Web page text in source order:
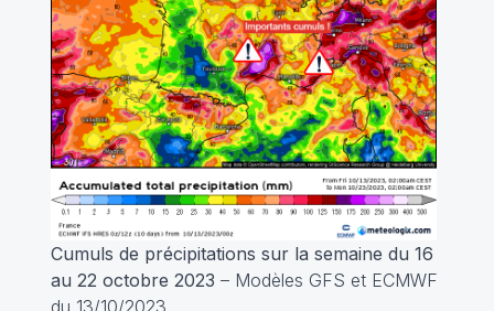
Cumuls de précipitations sur la semaine du 16
au 22 octobre 2023 – Modèles GFS et ECMWF